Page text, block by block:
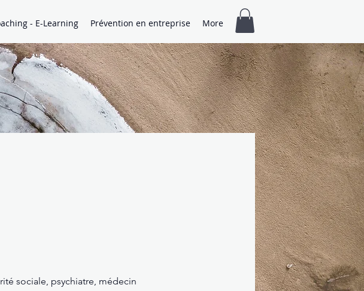
- E-Learning Prévention en entreprise More
sociale, psychiatre, médecin